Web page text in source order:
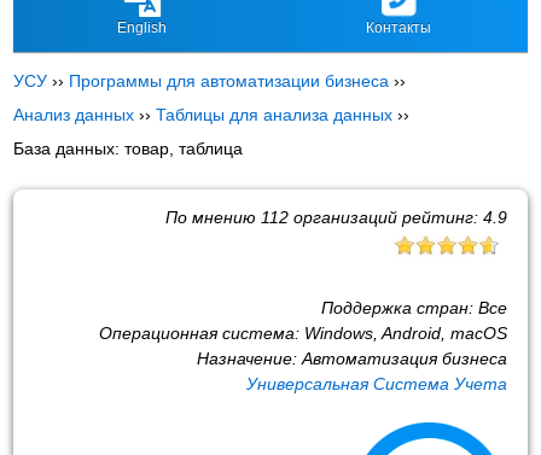
English Контакты
УСУ ›› Программы для автоматизации бизнеса ››
Анализ данных ››Таблицы для анализа данных ››
База данных: товар, таблица
По мнению 112организаций рейтинг: 4.9
Поддержка стран: Все
Операционная система: Windows, Android, macOS
Назначение: Автоматизация бизнеса
Универсальная Система Учета